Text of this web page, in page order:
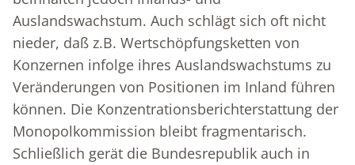
Auslandswachstum. Auch schlägt sich oft nicht
nieder, daß z.B. Wertschöpfungsketten von
Konzernen infolge ihres Auslandswachstums zu
Veränderungen von Positionen im Inland führen
können. Die Konzentrationsberichterstattung der
Monopolkommission bleibt fragmentarisch.
Schließlich gerät die Bundesrepublik auch in